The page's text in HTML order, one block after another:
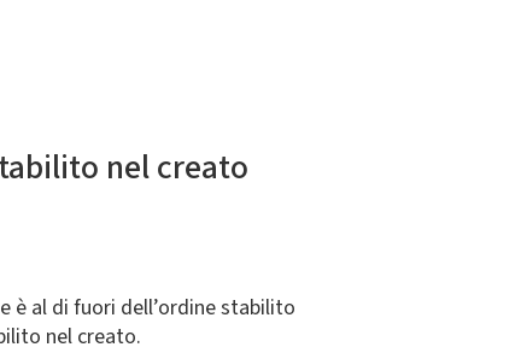
nel creato
è al di fuori dell’ordine stabilito
nel creato.